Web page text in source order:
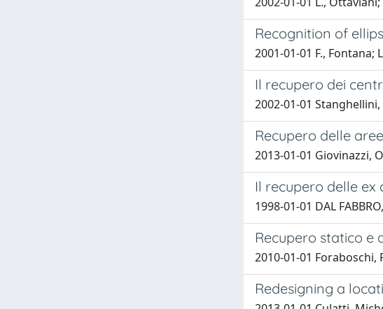
Recognition of
2001-01-01 F., Fontana;
Il recupero dei
2002-01-01
Recupero delle
2013-01-01 Giovinazzi,
Il recupero delle ex
1998-01-01 DAL
Recupero statico e
2010-01-01 Foraboschi,
Redesigning a